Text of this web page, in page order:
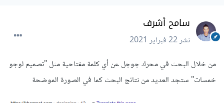
سامح أشرف
نشر22 فبراير 2021
من خلال البحث في محرك جوجل عن أي كلمة مفتاحية مثل "تصميم لوجو
خمسات" ستجد العديد من نتائج البحث كما في الصورة الموضحة